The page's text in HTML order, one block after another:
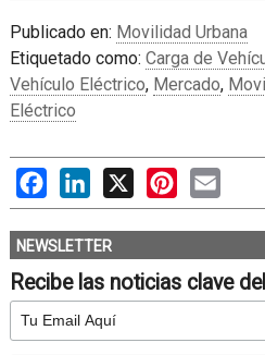
Publicado en: Movilidad Urbana
Etiquetado como: Carga de
Vehículo Eléctrico, Mercado,
Eléctrico
FacebookLinkedIn
X PinterestEmail
NEWSLETTER
Recibe las noticias clave